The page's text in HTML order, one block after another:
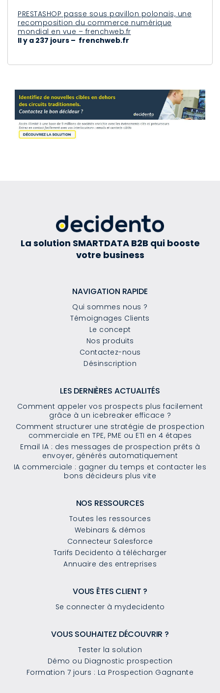
PRESTASHOP passe sous pavillon polonais, une
recomposition du commerce numérique
mondial en vue – frenchweb.fr
Il y a 237 jours – frenchweb.fr
La solution SMARTDATA B2B qui booste
votre business
NAVIGATION RAPIDE
Qui sommes nous ?
Témoignages Clients
Le concept
Nos produits
Contactez-nous
Désinscription
LES DERNIÈRES ACTUALITÉS
Comment appeler vos prospects plus facilement
grâce à un icebreaker efficace ?
Comment structurer une stratégie de prospection
commerciale en TPE, PME ou ETI en 4 étapes
Email IA : des messages de prospection prêts à
envoyer, générés automatiquement
IA commerciale : gagner du temps et contacter les
bons décideurs plus vite
NOS RESSOURCES
Toutes les ressources
Webinars & démos
Connecteur Salesforce
Tarifs Decidento à télécharger
Annuaire des entreprises
VOUS ÊTES CLIENT ?
Se connecter à mydecidento
VOUS SOUHAITEZ DÉCOUVRIR ?
Tester la solution
Démo ou Diagnostic prospection
Formation 7 jours : La Prospection Gagnante